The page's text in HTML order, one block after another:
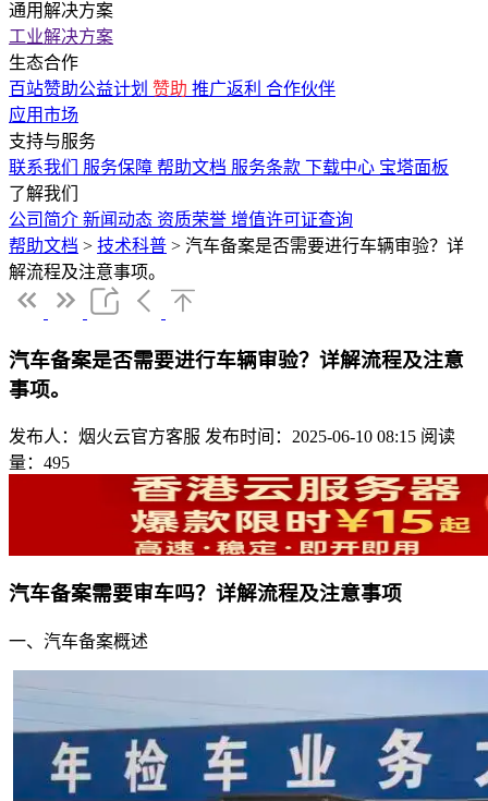
通用解决方案
工业解决方案
生态合作
百站赞助公益计划 赞助 推广返利 合作伙伴
应用市场
支持与服务
联系我们
服务保障 帮助文档 服务条款 下载中心 宝塔面板
了解我们
公司简介 新闻动态 资质荣誉 增值许可证查询
帮助文档 > 技术科普 > 汽车备案是否需要进行车辆审验？详
解流程及注意事项。
汽车备案是否需要进行车辆审验？详解流程及注意
事项。
发布人：烟火云官方客服 发布时间：2025-06-10 08:15 阅读
量：495
汽车备案需要审车吗？详解流程及注意事项
一、汽车备案概述